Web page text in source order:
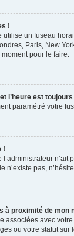
!
utilise un fuseau
Paris, New
moment pour le faire.
l’heure est
paramétré votre
!
n’existe pas,
à proximité de mon
associées avec
ou votre statut